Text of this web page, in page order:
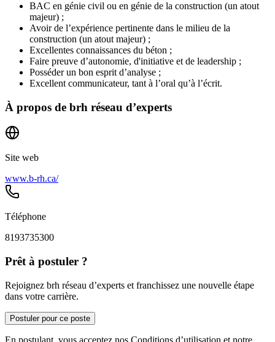
BAC en génie civil ou en génie de la construction (un atout
majeur) ;
Avoir de l’expérience pertinente dans le milieu de la
construction (un atout majeur) ;
Excellentes connaissances du béton ;
Faire preuve d’autonomie, d'initiative et de leadership ;
Posséder un bon esprit d’analyse ;
Excellent communicateur, tant à l’oral qu’à l’écrit.
À propos de brh réseau d’experts
Site web
www.b-rh.ca/
Téléphone
8193735300
Prêt à postuler ?
Rejoignez brh réseau d’experts et franchissez une nouvelle étape
dans votre carrière.
Postuler pour ce poste
En postulant, vous acceptez nos Conditions d’utilisation et notre